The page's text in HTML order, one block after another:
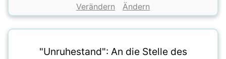
Verändern Ändern
"Unruhestand": An die Stelle des